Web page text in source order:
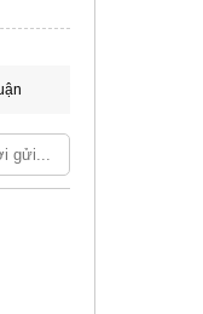
người